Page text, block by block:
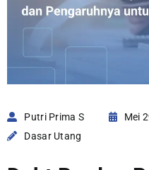
Putri Prima S
Mei
Dasar Utang